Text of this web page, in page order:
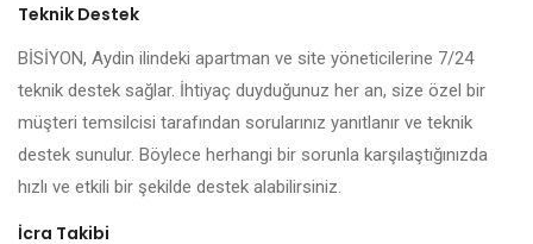
Teknik Destek
BİSİYON, Aydin ilindeki apartman ve site yöneticilerine 7/24
teknik destek sağlar. İhtiyaç duyduğunuz her an, size özel bir
müşteri temsilcisi tarafından sorularınız yanıtlanır ve teknik
destek sunulur. Böylece herhangi bir sorunla karşılaştığınızda
hızlı ve etkili bir şekilde destek alabilirsiniz.
İcra Takibi